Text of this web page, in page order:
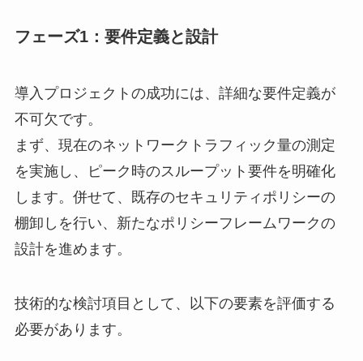
フェーズ1：要件定義と設計
導入プロジェクトの成功には、詳細な要件定義が
不可欠です。
まず、現在のネットワークトラフィック量の測定
を実施し、ピーク時のスループット要件を明確化
します。併せて、既存のセキュリティポリシーの
棚卸しを行い、新たなポリシーフレームワークの
設計を進めます。
技術的な検討項目として、以下の要素を評価する
必要があります。